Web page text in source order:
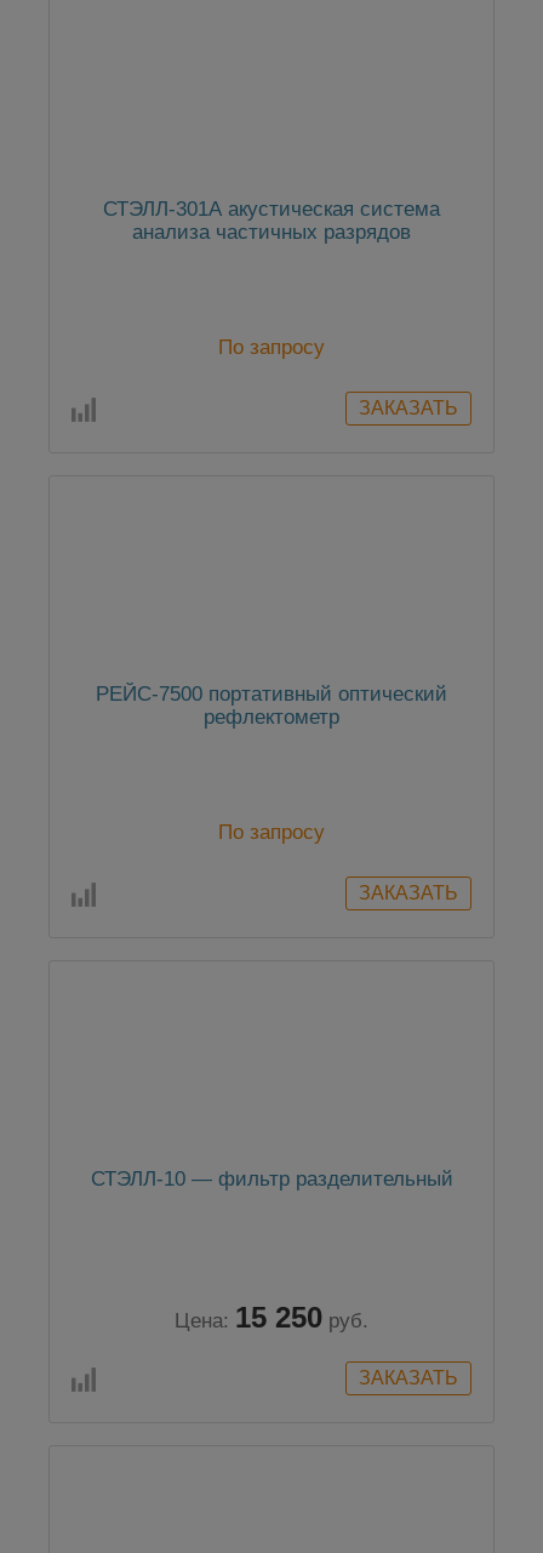
СТЭЛЛ-301А акустическая cистема
анализа частичных разрядов
По запросу
РЕЙС-7500 портативный оптический
рефлектометр
По запросу
СТЭЛЛ-10 — фильтр разделительный
Цена: 15 250 руб.